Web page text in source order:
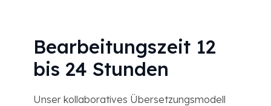
Bearbeitungszeit 12
bis 24 Stunden
Unser kollaboratives Übersetzungsmodell